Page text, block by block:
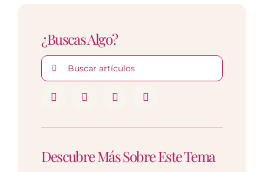
¿Buscas Algo?
Buscar:
Descubre Más Sobre Este Tema